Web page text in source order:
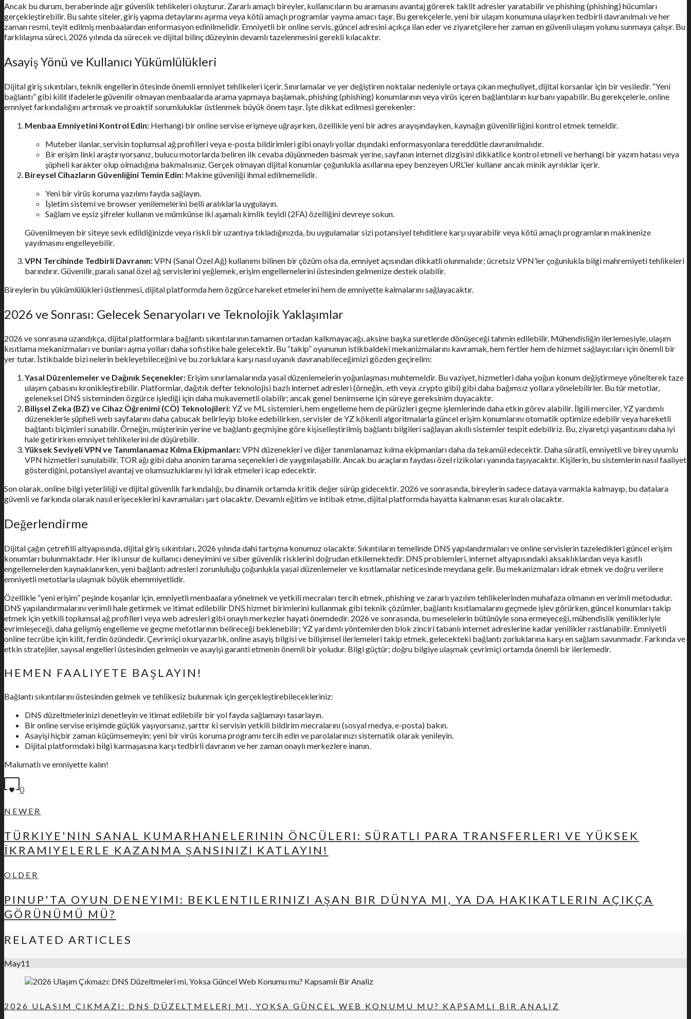
Ancak bu durum, beraberinde ağır güvenlik tehlikeleri oluşturur. Zararlı amaçlı bireyler, kullanıcıların bu aramasını avantaj görerek taklit adresler yaratabilir ve phishing (phishing) hücumları
gerçekleştirebilir. Bu sahte siteler, giriş yapma detaylarını aşırma veya kötü amaçlı programlar yayma amacı taşır. Bu gerekçelerle, yeni bir ulaşım konumuna ulaşırken tedbirli davranılmalı ve her
zaman resmi, teyit edilmiş menbaalardan enformasyon edinilmelidir. Emniyetli bir online servis, güncel adresini açıkça ilan eder ve ziyaretçilere her zaman en güvenli ulaşım yolunu sunmaya çalışır. Bu
farklılaşma süreci, 2026 yılında da sürecek ve dijital bilinç düzeyinin devamlı tazelenmesini gerekli kılacaktır.
Asayiş Yönü ve Kullanıcı Yükümlülükleri
Dijital giriş sıkıntıları, teknik engellerin ötesinde önemli emniyet tehlikeleri içerir. Sınırlamalar ve yer değiştiren noktalar nedeniyle ortaya çıkan meçhuliyet, dijital korsanlar için bir vesiledir. “Yeni
bağlantı” gibi kilit ifadelerle güvenilir olmayan menbaalarda arama yapmaya başlamak, phishing (phishing) konumlarının veya virüs içeren bağlantıların kurbanı yapabilir. Bu gerekçelerle, online
emniyet farkındalığını artırmak ve proaktif sorumluluklar üstlenmek büyük önem taşır. İşte dikkat edilmesi gerekenler:
Menbaa Emniyetini Kontrol Edin: Herhangi bir online servise erişmeye uğraşırken, özellikle yeni bir adres arayışındayken, kaynağın güvenilirliğini kontrol etmek temeldir.
Muteber ilanlar, servisin toplumsal ağ profilleri veya e-posta bildirimleri gibi onaylı yollar dışındaki enformasyonlara tereddütle davranılmalıdır.
Bir erişim linki araştırıyorsanız, bulucu motorlarda beliren ilk cevaba düşünmeden basmak yerine, sayfanın internet dizgisini dikkatlice kontrol etmeli ve herhangi bir yazım hatası veya
şüpheli karakter olup olmadığına bakmalısınız. Gerçek olmayan dijital konumlar çoğunlukla asıllarına epey benzeyen URL’ler kullanır ancak minik ayrılıklar içerir.
Bireysel Cihazların Güvenliğini Temin Edin: Makine güvenliği ihmal edilmemelidir.
Yeni bir virüs koruma yazılımı fayda sağlayın.
İşletim sistemi ve browser yenilemelerini belli aralıklarla uygulayın.
Sağlam ve eşsiz şifreler kullanın ve mümkünse iki aşamalı kimlik teyidi (2FA) özelliğini devreye sokun.
Güvenilmeyen bir siteye sevk edildiğinizde veya riskli bir uzantıya tıkladığınızda, bu uygulamalar sizi potansiyel tehditlere karşı uyarabilir veya kötü amaçlı programların makinenize
yayılmasını engelleyebilir.
VPN Tercihinde Tedbirli Davranın:VPN (Sanal Özel Ağ) kullanımı bilinen bir çözüm olsa da, emniyet açısından dikkatli olunmalıdır; ücretsiz VPN’ler çoğunlukla bilgi mahremiyeti tehlikeleri
barındırır. Güvenilir, paralı sanal özel ağ servislerini yeğlemek, erişim engellemelerini üstesinden gelmenize destek olabilir.
Bireylerin bu yükümlülükleri üstlenmesi, dijital platformda hem özgürce hareket etmelerini hem de emniyette kalmalarını sağlayacaktır.
2026 ve Sonrası: Gelecek Senaryoları ve Teknolojik Yaklaşımlar
2026 ve sonrasına uzandıkça, dijital platformlara bağlantı sıkıntılarının tamamen ortadan kalkmayacağı, aksine başka suretlerde dönüşeceği tahmin edilebilir. Mühendisliğin ilerlemesiyle, ulaşım
kısıtlama mekanizmaları ve bunları aşma yolları daha sofistike hale gelecektir. Bu “takip” oyununun istikbaldeki mekanizmalarını kavramak, hem fertler hem de hizmet sağlayıcıları için önemli bir
yer tutar. İstikbalde bizi nelerin bekleyebileceğini ve bu zorluklara karşı nasıl uyanık davranabileceğimizi gözden geçirelim:
Yasal Düzenlemeler ve Dağınık Seçenekler: Erişim sınırlamalarında yasal düzenlemelerin yoğunlaşması muhtemeldir. Bu vaziyet, hizmetleri daha yoğun konum değiştirmeye yönelterek taze
ulaşım çabasını kronikleştirebilir. Platformlar, dağıtık defter teknolojisi bazlı internet adresleri (örneğin, .eth veya .crypto gibi) gibi daha bağımsız yollara yönelebilirler. Bu tür metotlar,
geleneksel DNS sisteminden özgürce işlediği için daha mukavemetli olabilir; ancak genel benimseme için süreye gereksinim duyacaktır.
Bilişsel Zeka (BZ) ve Cihaz Öğrenimi (CÖ) Teknolojileri:YZ ve ML sistemleri, hem engelleme hem de pürüzleri geçme işlemlerinde daha etkin görev alabilir. İlgili merciler, YZ yardımlı
düzeneklerle şüpheli web sayfalarını daha çabucak belirleyip bloke edebilirken, servisler de YZ kökenli algoritmalarla güncel erişim konumlarını otomatik optimize edebilir veya hareketli
bağlantı biçimleri sunabilir. Örneğin, müşterinin yerine ve bağlantı geçmişine göre kişiselleştirilmiş bağlantı bilgileri sağlayan akıllı sistemler tespit edebiliriz. Bu, ziyaretçi yaşantısını daha iyi
hale getirirken emniyet tehlikelerini de düşürebilir.
Yüksek Seviyeli VPN ve Tanımlanamaz Kılma Ekipmanları:VPN düzenekleri ve diğer tanımlanamaz kılma ekipmanları daha da tekamül edecektir. Daha süratli, emniyetli ve birey uyumlu
VPN hizmetleri sunulabilir. TOR ağı gibi daha anonim tarama seçenekleri de yaygınlaşabilir. Ancak bu araçların faydası özel rizikoları yanında taşıyacaktır. Kişilerin, bu sistemlerin nasıl faaliyet
gösterdiğini, potansiyel avantaj ve olumsuzluklarını iyi idrak etmeleri icap edecektir.
Son olarak, online bilgi yeterliliği ve dijital güvenlik farkındalığı, bu dinamik ortamda kritik değer sürüp gidecektir. 2026 ve sonrasında, bireylerin sadece dataya varmakla kalmayıp, bu datalara
güvenli ve farkında olarak nasıl erişeceklerini kavramaları şart olacaktır. Devamlı eğitim ve intibak etme, dijital platformda hayatta kalmanın esas kuralı olacaktır.
Değerlendirme
Dijital çağın çetrefilli altyapısında, dijital giriş sıkıntıları, 2026 yılında dahi tartışma konumuz olacaktır. Sıkıntıların temelinde DNS yapılandırmaları ve online servislerin tazeledikleri güncel erişim
konumları bulunmaktadır. Her iki unsur de kullanıcı deneyimini ve siber güvenlik risklerini doğrudan etkilemektedir. DNS problemleri, internet altyapısındaki aksaklıklardan veya kasıtlı
engellemelerden kaynaklanırken, yeni bağlantı adresleri zorunluluğu çoğunlukla yasal düzenlemeler ve kısıtlamalar neticesinde meydana gelir. Bu mekanizmaları idrak etmek ve doğru verilere
emniyetli metotlarla ulaşmak büyük ehemmiyetlidir.
Özellikle “yeni erişim” peşinde koşanlar için, emniyetli menbaalara yönelmek ve yetkili mecraları tercih etmek, phishing ve zararlı yazılım tehlikelerinden muhafaza olmanın en verimli metodudur.
DNS yapılandırmalarını verimli hale getirmek ve itimat edilebilir DNS hizmet birimlerini kullanmak gibi teknik çözümler, bağlantı kısıtlamalarını geçmede işlev görürken, güncel konumları takip
etmek için yetkili toplumsal ağ profilleri veya web adresleri gibi onaylı merkezler hayati önemdedir. 2026 ve sonrasında, bu meselelerin bütünüyle sona ermeyeceği, mühendislik yenilikleriyle
evrimleşeceği, daha gelişmiş engelleme ve geçme metotlarının belireceği beklenebilir; YZ yardımlı yöntemlerden blok zinciri tabanlı internet adreslerine kadar yenilikler rastlanabilir. Emniyetli
online tecrübe için kilit, ferdin özündedir. Çevrimiçi okuryazarlık, online asayiş bilgisi ve bilişimsel ilerlemeleri takip etmek, gelecekteki bağlantı zorluklarına karşı en sağlam savunmadır. Farkında ve
etkin stratejiler, sayısal engelleri üstesinden gelmenin ve asayişi garanti etmenin önemli bir yoludur. Bilgi güçtür; doğru bilgiye ulaşmak çevrimiçi ortamda önemli bir ilerlemedir.
HEMEN FAALIYETE BAŞLAYIN!
Bağlantı sıkıntılarını üstesinden gelmek ve tehlikesiz bulunmak için gerçekleştirebilecekleriniz:
DNS düzeltmelerinizi denetleyin ve itimat edilebilir bir yol fayda sağlamayı tasarlayın.
Bir online servise erişimde güçlük yaşıyorsanız, şarttır ki servisin yetkili bildirim mecralarını (sosyal medya, e-posta) bakın.
Asayişi hiçbir zaman küçümsemeyin; yeni bir virüs koruma programı tercih edin ve parolalarınızı sistematik olarak yenileyin.
Dijital platformdaki bilgi karmaşasına karşı tedbirli davranın ve her zaman onaylı merkezlere inanın.
Malumatlı ve emniyette kalın!
0
NEWER
TÜRKIYE'NIN SANAL KUMARHANELERININ ÖNCÜLERI: SÜRATLI PARA TRANSFERLERI VE YÜKSEK
İKRAMIYELERLE KAZANMA ŞANSINIZI KATLAYIN!
OLDER
PINUP'TA OYUN DENEYIMI: BEKLENTILERINIZI AŞAN BIR DÜNYA MI, YA DA HAKIKATLERIN AÇIKÇA
GÖRÜNÜMÜ MÜ?
RELATED ARTICLES
May11
2026 ULAŞIM ÇIKMAZI: DNS DÜZELTMELERI MI, YOKSA GÜNCEL WEB KONUMU MU? KAPSAMLI BIR ANALIZ